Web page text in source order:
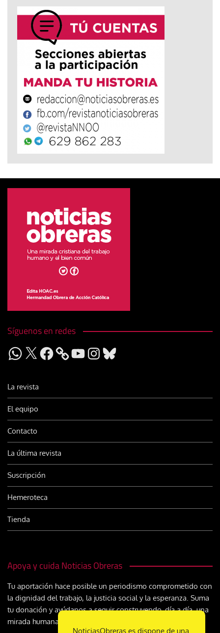
Síguenos en redes
WhatsApp
X Facebook YouTubeInstagram
Bluesky
La revista
El equipo
Contacto
La última revista
Suscripción
Hemeroteca
Tienda
Apoya y cuida Noticias Obreras
Tu aportación hace posible un periodismo comprometido con
la dignidad del trabajo, la justicia social y la esperanza. Suma
tu donación y ayúdanos a seguir construyendo, día a día, una
mirada humana y cristiana sobre el mundo del trabajo
NoticiasObreras.es dispone de una